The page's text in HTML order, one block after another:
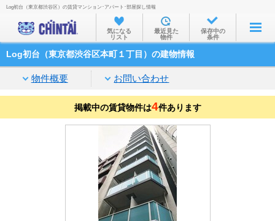
お部屋を探す
沿線・駅から
住所から
家賃相場から
通勤通学時間から
物件特集から
不動産会社から
TOP
Log初台（東京都渋谷区）の賃貸マンション･アパート･部屋探し情報
気になる
リスト
最近見た
物件
保存中の
条件
Log初台（東京都渋谷区本町１丁目）の建物情報
物件概要 お問い合わせ
掲載中の賃貸物件は4件あります